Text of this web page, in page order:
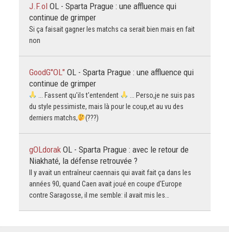
J.F.ol OL - Sparta Prague : une affluence qui
continue de grimper
Si ça faisait gagner les matchs ca serait bien mais en fait
non
GoodG"OL" OL - Sparta Prague : une affluence qui
continue de grimper
... Fassent qu'ils t'entendent
... Perso,je ne suis pas
du style pessimiste, mais là pour le coup,et au vu des
derniers matchs,
(???)
gOLdorak OL - Sparta Prague : avec le retour de
Niakhaté, la défense retrouvée ?
Il y avait un entraîneur caennais qui avait fait ça dans les
années 90, quand Caen avait joué en coupe d'Europe
contre Saragosse, il me semble: il avait mis les…